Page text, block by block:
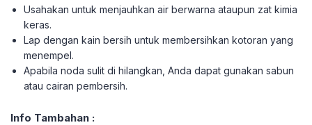
Usahakan untuk menjauhkan air berwarna ataupun zat kimia
keras.
Lap dengan kain bersih untuk membersihkan kotoran yang
menempel.
Apabila noda sulit di hilangkan, Anda dapat gunakan sabun
atau cairan pembersih.
Info Tambahan :